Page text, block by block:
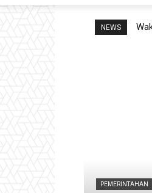
NEWS
PEMERINTAHAN